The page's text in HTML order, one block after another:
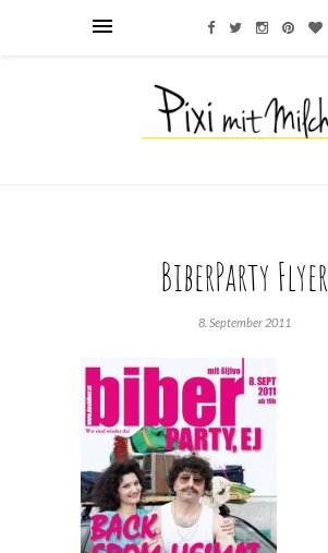
BiberParty Flyer
8. September 2011